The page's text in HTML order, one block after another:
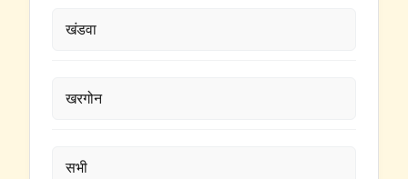
खंडवा
खरगोन
सभी